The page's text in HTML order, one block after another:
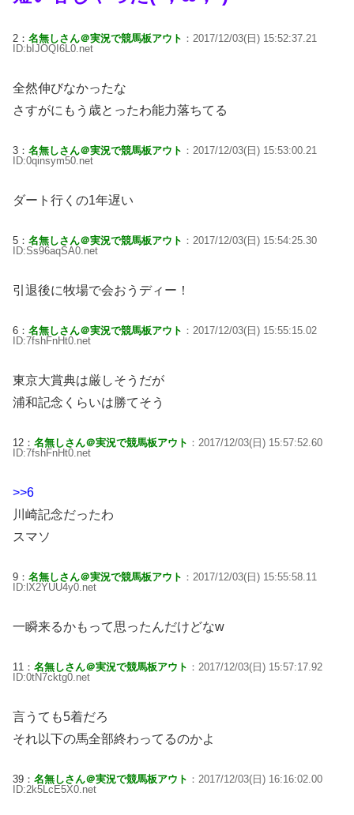
2： 名無しさん＠実況で競馬板アウト ：2017/12/03(日) 15:52:37.21
ID:bIJOQI6L0.net
全然伸びなかったな
さすがにもう歳とったわ能力落ちてる
3： 名無しさん＠実況で競馬板アウト ：2017/12/03(日) 15:53:00.21
ID:0qinsym50.net
ダート行くの1年遅い
5： 名無しさん＠実況で競馬板アウト ：2017/12/03(日) 15:54:25.30
ID:Ss96aqSA0.net
引退後に牧場で会おうディー！
6： 名無しさん＠実況で競馬板アウト ：2017/12/03(日) 15:55:15.02
ID:7fshFnHt0.net
東京大賞典は厳しそうだが
浦和記念くらいは勝てそう
12： 名無しさん＠実況で競馬板アウト ：2017/12/03(日) 15:57:52.60
ID:7fshFnHt0.net
>>6
川崎記念だったわ
スマソ
9： 名無しさん＠実況で競馬板アウト ：2017/12/03(日) 15:55:58.11
ID:lX2YUU4y0.net
一瞬来るかもって思ったんだけどなw
11： 名無しさん＠実況で競馬板アウト ：2017/12/03(日) 15:57:17.92
ID:0tN7cktg0.net
言うても5着だろ
それ以下の馬全部終わってるのかよ
39： 名無しさん＠実況で競馬板アウト ：2017/12/03(日) 16:16:02.00
ID:2k5LcE5X0.net